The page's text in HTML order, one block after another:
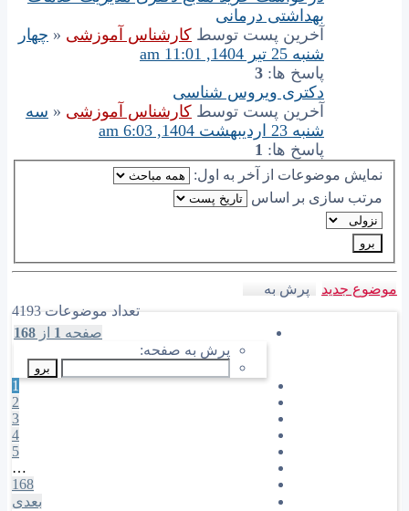
بهداشتی درمانی
آخرین پست توسط کارشناس آموزشی « چهار
شنبه 25 تیر 1404, 11:01 am
پاسخ ها: 3
دکتری ویروس شناسی
آخرین پست توسط کارشناس آموزشی « سه
شنبه 23 اردیبهشت 1404, 6:03 am
پاسخ ها: 1
نمایش موضوعات از آخر به اول:
مرتب سازی بر اساس
موضوع جدید
تعداد موضوعات 4193
صفحه 1 از 168
پرش به صفحه:
1
2
3
4
5
…
168
بعدی
پرش به